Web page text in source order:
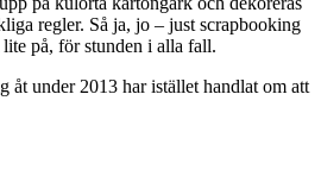
regler. Så ja, jo – just scrapbooking
på, för stunden i alla fall.
åt under 2013 har istället handlat om att